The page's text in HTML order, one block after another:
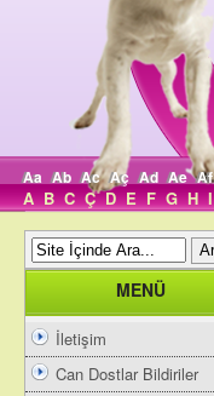
Aa Ab Ac Aç Ad Ae Af
A B C Ç D E F G H I
MENÜ
İletişim
Can Dostlar Bildiriler